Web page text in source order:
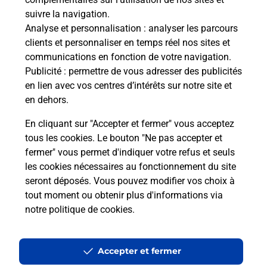
suivre la navigation.
Analyse et personnalisation : analyser les parcours
clients et personnaliser en temps réel nos sites et
communications en fonction de votre navigation.
Publicité : permettre de vous adresser des publicités
en lien avec vos centres d’intérêts sur notre site et
en dehors.
En cliquant sur "Accepter et fermer" vous acceptez
tous les cookies. Le bouton "Ne pas accepter et
fermer" vous permet d'indiquer votre refus et seuls
les cookies nécessaires au fonctionnement du site
seront déposés. Vous pouvez modifier vos choix à
tout moment ou obtenir plus d'informations via
notre politique de cookies.
Accepter et fermer
Valence D'Agen (82400) ? Découvrez l'offre
proposée par La Poste.
En savoir plus
Je réserve ma session
VALENCE D AGEN
Accessibilité : partiellement conforme